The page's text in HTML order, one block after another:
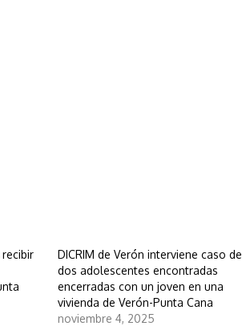
DICRIM de Verón interviene caso de
dos adolescentes encontradas
encerradas con un joven en una
vivienda de Verón-Punta Cana
noviembre 4, 2025